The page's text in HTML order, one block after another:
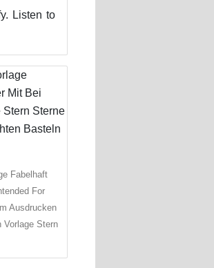
Listen to
Fabelhaft
For
Ausdrucken
Vorlage Stern